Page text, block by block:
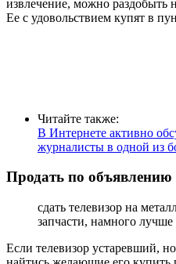
извлечение, можно раздобыть
Ее с удовольствием купят в
Читайте также:
В Интернете активно
журналисты в одной из
Продать по объявлению
сдать телевизор на
запчасти, намного
Если телевизор устаревший,